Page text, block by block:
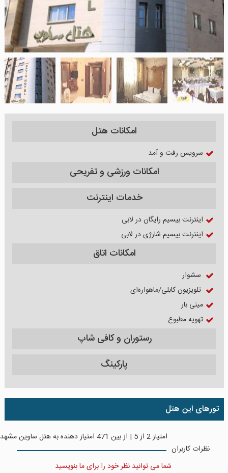
امکانات هتل
سرویس رفت و آمد
امکانات ورزشی و تفریحی
خدمات اینترنت
اینترنت بیسیم رایگان در لابی
اینترنت بیسیم شارژی در لابی
امکانات اتاق
سشوار
تلویزیون کابلی/ماهواره‌ای
مینی بار
تهویه مطبوع
رستوران و کافی شاپ
پارکینگ
تورهای این هتل
امتیاز2 از5 | از بین 471 امتیاز دهنده بههتل ساوین مشهد
نظرات کاربران
شما می توانید نظر خود را برای ما بنویسید